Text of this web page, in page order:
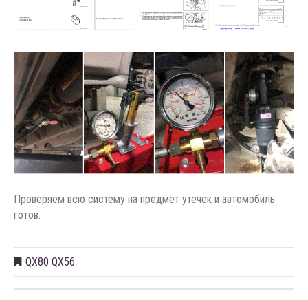
Проверяем всю систему на предмет утечек и автомобиль
готов.
QX80 QX56